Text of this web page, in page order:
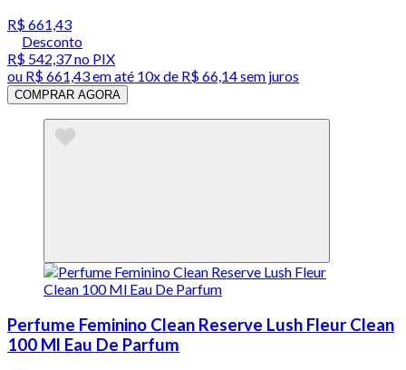
R$ 661,43
Desconto
R$ 542,37no PIX
ou R$ 661,43em até 10x de R$ 66,14 sem juros
COMPRAR AGORA
Perfume Feminino Clean Reserve Lush Fleur Clean
100 Ml Eau De Parfum